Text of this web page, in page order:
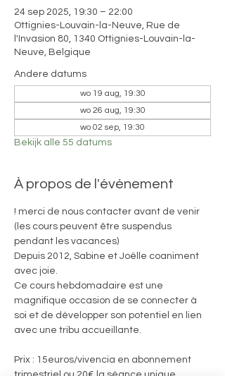
24 sep 2025, 19:30 – 22:00
Ottignies-Louvain-la-Neuve, Rue de
l'Invasion 80, 1340 Ottignies-Louvain-la-
Neuve, Belgique
Andere datums
wo 19 aug, 19:30
wo 26 aug, 19:30
wo 02 sep, 19:30
Bekijk alle 55 datums
À propos de l'événement
! merci de nous contacter avant de venir
(les cours peuvent être suspendus
pendant les vacances)
Depuis 2012, Sabine et Joëlle coaniment
avec joie.
Ce cours hebdomadaire est une
magnifique occasion de se connecter à
soi et de développer son potentiel en lien
avec une tribu accueillante.
Prix : 15euros/vivencia en abonnement